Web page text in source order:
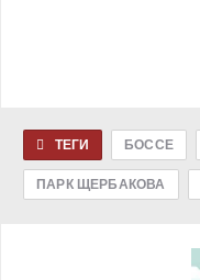
ТЕГИ БОССЕ
ПАРК ЩЕРБАКОВА